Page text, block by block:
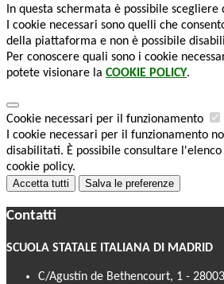
In questa schermata è possibile
I cookie necessari sono quelli che
della piattaforma e non è possibile
Per conoscere quali sono i cookie
potete visionare la COOKIE POLICY.
Cookie necessari per il funzionamento
I cookie necessari per il funzionamento
disabilitati. È possibile consultare
cookie policy.
Accetta tutti Salva le preferenze
Contatti
SCUOLA STATALE ITALIANA DI MADRID
C/Agustín de Bethencourt, 1 -